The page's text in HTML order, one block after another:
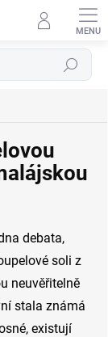
Hledat
debata,
soli z
neuvěřitelně
stala známá
existují